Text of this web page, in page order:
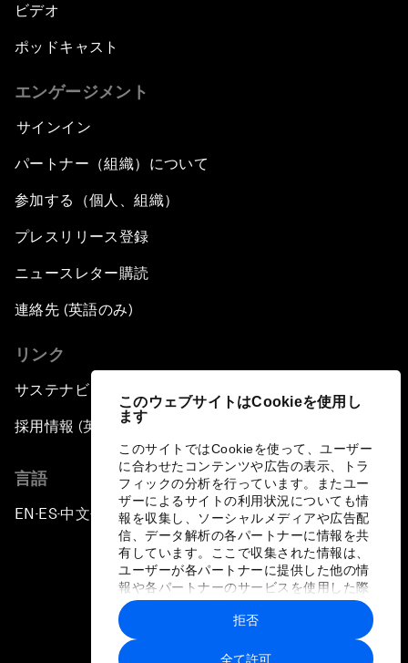
このウェブサイトはCookieを使用し
ます
このサイトではCookieを使って、ユーザー
に合わせたコンテンツや広告の表示、トラ
フィックの分析を行っています。またユー
ザーによるサイトの利用状況についても情
報を収集し、ソーシャルメディアや広告配
信、データ解析の各パートナーに情報を共
有しています。ここで収集された情報は、
ユーザーが各パートナーに提供した他の情
報や各パートナーのサービスを使用した際
に収集された情報と組み合わされ、各パー
トナーによって使用されることがありま
す。
全て許可
拒否
ビデオ
ポッドキャスト
エンゲージメント
サインイン
パートナー（組織）について
参加する（個人、組織）
プレスリリース登録
ニュースレター購読
連絡先 (英語のみ)
リンク
サステナビリティへの取り組み
採用情報 (英語のみ)
言語
EN ▪ES▪中文▪ 日本語
プライバシーポリシーと利用規約